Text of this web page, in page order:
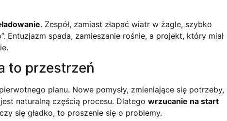
. Zespół, zamiast złapać wiatr w żagle, szybko
Entuzjazm spada, zamieszanie rośnie, a projekt, który miał
to przestrzeń
planu. Nowe pomysły, zmieniające się potrzeby,
naturalną częścią procesu. Dlatego wrzucanie na start
się gładko, to proszenie się o problemy.